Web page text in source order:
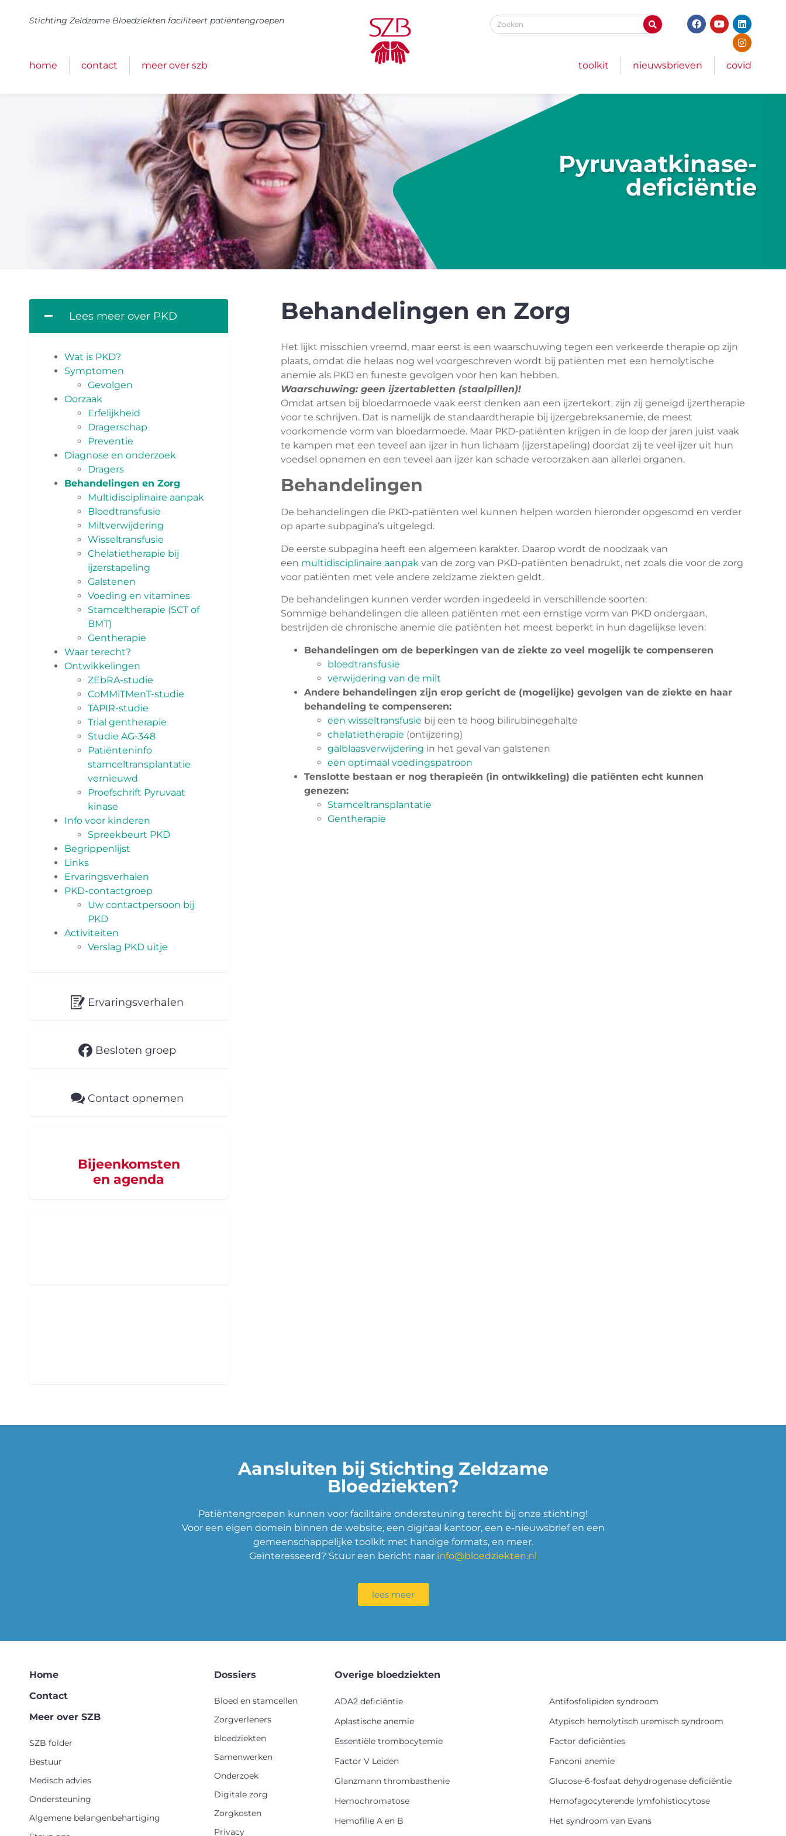
Stichting Zeldzame Bloedziekten faciliteert patiëntengroepen
home contact meer over szb toolkit nieuwsbrieven covid
Pyruvaatkinase­
deficiëntie
Lees meer over PKD
Wat is PKD?
Symptomen
Gevolgen
Oorzaak
Erfelijkheid
Dragerschap
Preventie
Diagnose en onderzoek
Dragers
Behandelingen en Zorg
Multidisciplinaire aanpak
Bloedtransfusie
Miltverwijdering
Wisseltransfusie
Chelatietherapie bij
ijzerstapeling
Galstenen
Voeding en vitamines
Stamceltherapie (SCT of
BMT)
Gentherapie
Waar terecht?
Ontwikkelingen
ZEbRA-studie
CoMMiTMenT-studie
TAPIR-studie
Trial gentherapie
Studie AG-348
Patiënteninfo
stamceltransplantatie
vernieuwd
Proefschrift Pyruvaat
kinase
Info voor kinderen
Spreekbeurt PKD
Begrippenlijst
Links
Ervaringsverhalen
PKD-contactgroep
Uw contactpersoon bij
PKD
Activiteiten
Verslag PKD uitje
Ervaringsverhalen
Besloten groep
Contact opnemen
Bijeenkomsten
en agenda
Behandelingen en Zorg
Het lijkt misschien vreemd, maar eerst is een waarschuwing tegen een verkeerde therapie op zijn
plaats, omdat die helaas nog wel voorgeschreven wordt bij patiënten met een hemolytische
anemie als PKD en funeste gevolgen voor hen kan hebben.
Waarschuwing: geen ijzertabletten (staalpillen)!
Omdat artsen bij bloedarmoede vaak eerst denken aan een ijzertekort, zijn zij geneigd ijzertherapie
voor te schrijven. Dat is namelijk de standaardtherapie bij ijzergebreksanemie, de meest
voorkomende vorm van bloedarmoede. Maar PKD-patiënten krijgen in de loop der jaren juist vaak
te kampen met een teveel aan ijzer in hun lichaam (ijzerstapeling) doordat zij te veel ijzer uit hun
voedsel opnemen en een teveel aan ijzer kan schade veroorzaken aan allerlei organen.
Behandelingen
De behandelingen die PKD-patiënten wel kunnen helpen worden hieronder opgesomd en verder
op aparte subpagina’s uitgelegd.
De eerste subpagina heeft een algemeen karakter. Daarop wordt de noodzaak van
een multidisciplinaire aanpak van de zorg van PKD-patiënten benadrukt, net zoals die voor de zorg
voor patiënten met vele andere zeldzame ziekten geldt.
De behandelingen kunnen verder worden ingedeeld in verschillende soorten:
Sommige behandelingen die alleen patiënten met een ernstige vorm van PKD ondergaan,
bestrijden de chronische anemie die patiënten het meest beperkt in hun dagelijkse leven:
Behandelingen om de beperkingen van de ziekte zo veel mogelijk te compenseren
bloedtransfusie
verwijdering van de milt
Andere behandelingen zijn erop gericht de (mogelijke) gevolgen van de ziekte en haar
behandeling te compenseren:
een wisseltransfusie bij een te hoog bilirubinegehalte
chelatietherapie (ontijzering)
galblaasverwijdering in het geval van galstenen
een optimaal voedingspatroon
Tenslotte bestaan er nog therapieën (in ontwikkeling) die patiënten echt kunnen
genezen:
Stamceltransplantatie
Gentherapie
Aansluiten bij Stichting Zeldzame
Bloedziekten?
Patiëntengroepen kunnen voor facilitaire ondersteuning terecht bij onze stichting!
Voor een eigen domein binnen de website, een digitaal kantoor, een e-nieuwsbrief en een
gemeenschappelijke toolkit met handige formats, en meer.
Geïnteresseerd? Stuur een bericht naar info@bloedziekten.nl
lees meer
Home
Contact
Meer over SZB
SZB folder
Bestuur
Medisch advies
Ondersteuning
Algemene belangenbehartiging
Dossiers
Bloed en stamcellen
Zorgverleners
bloedziekten
Samenwerken
Onderzoek
Digitale zorg
Zorgkosten
Privacy
Overige bloedziekten
ADA2 deficiëntie
Antifosfolipiden syndroom
Aplastische anemie
Atypisch hemolytisch uremisch syndroom
Essentiële trombocytemie
Factor deficiënties
Factor V Leiden
Fanconi anemie
Glanzmann thrombasthenie
Glucose-6-fosfaat dehydrogenase deficiëntie
Hemochromatose
Hemofagocyterende lymfohistiocytose
Hemofilie A en B
Het syndroom van Evans